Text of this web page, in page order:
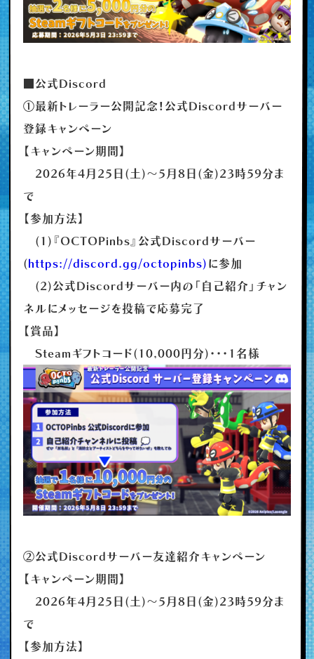
■公式Discord
①最新トレーラー公開記念！公式Discordサーバー
登録キャンペーン
【キャンペーン期間】
2026年4月25日(土)～5月8日(金)23時59分ま
で
【参加方法】
(1)『OCTOPinbs』公式Discordサーバー
( https://discord.gg/octopinbs) に参加
(2)公式Discordサーバー内の「自己紹介」チャン
ネルにメッセージを投稿で応募完了
【賞品】
Steamギフトコード(10,000円分)・・・1名様
②公式Discordサーバー友達紹介キャンペーン
【キャンペーン期間】
2026年4月25日(土)～5月8日(金)23時59分ま
で
【参加方法】